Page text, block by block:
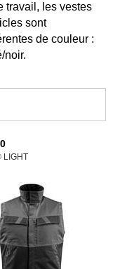
travail, les vestes
sont
de couleur :
noir.
LIGHT